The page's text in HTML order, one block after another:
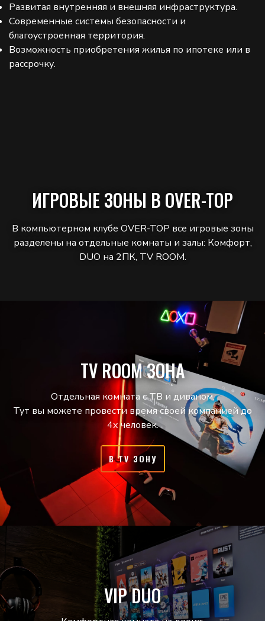
Развитая внутренняя и внешняя инфраструктура.
Современные системы безопасности и
благоустроенная территория.
Возможность приобретения жилья по ипотеке или в
рассрочку.
ИГРОВЫЕ ЗОНЫ В OVER-TOP
В компьютерном клубе OVER-TOP все игровые зоны
разделены на отдельные комнаты и залы: Комфорт,
DUO на 2ПК, TV ROOM.
TV ROOM ЗОНА
Отдельная комната с ТВ и диваном.
Тут вы можете провести время своей компанией до
4х человек.
В TV ЗОНУ
VIP DUO